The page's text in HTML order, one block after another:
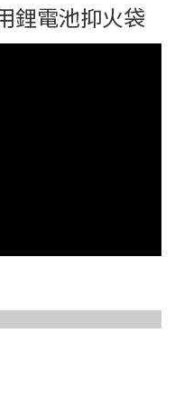
鋰電池抑火袋